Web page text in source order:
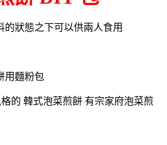
狀態之下可以供兩人食用
用麵粉包